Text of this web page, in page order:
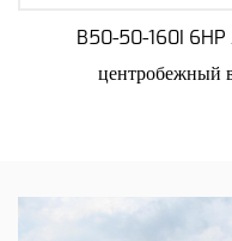
транспортировки.
конструкцию, насос не
Адаптивность к
B50-50-160I 6HP
центробежный